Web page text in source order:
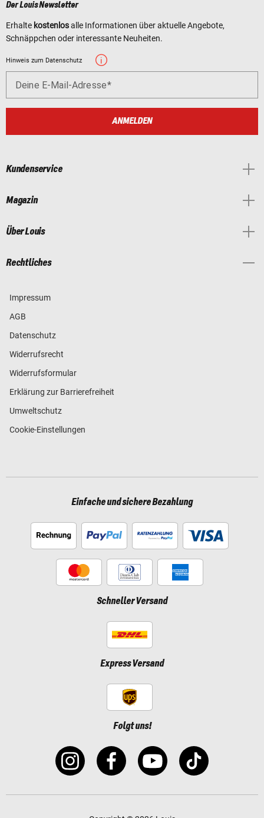
Der Louis Newsletter
Erhalte kostenlosalle Informationen über aktuelle Angebote,
Schnäppchen oder interessante Neuheiten.
Hinweis zum Datenschutz
Deine E-Mail-Adresse
ANMELDEN
Kundenservice
Magazin
Über Louis
Rechtliches
Impressum
AGB
Datenschutz
Widerrufsrecht
Widerrufsformular
Erklärung zur Barrierefreiheit
Umweltschutz
Cookie-Einstellungen
Einfache und sichere Bezahlung
Schneller Versand
Express Versand
Folgt uns!